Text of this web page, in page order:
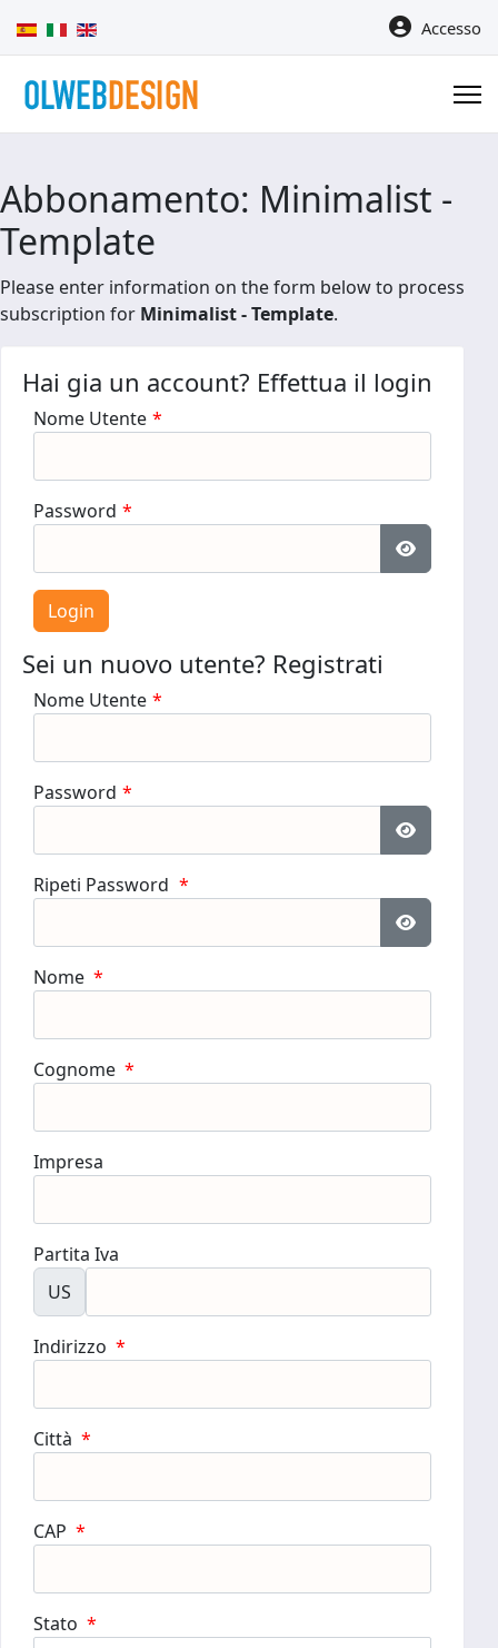
Seleziona la tua lingua Accesso
Abbonamento: Minimalist -
Template
Please enter information on the form below to process
subscription for Minimalist - Template.
Hai gia un account? Effettua il login
Nome Utente *
Password *
Mostra
Sei un nuovo utente? Registrati
Nome Utente *
Password *
Mostra
Ripeti Password *
Mostra
Nome *
Cognome *
Impresa
Partita Iva
US
Indirizzo *
Città *
CAP *
Stato *